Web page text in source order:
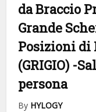
da Braccio
Grande
Posizioni di
(GRIGIO) -
persona
By HYLOGY